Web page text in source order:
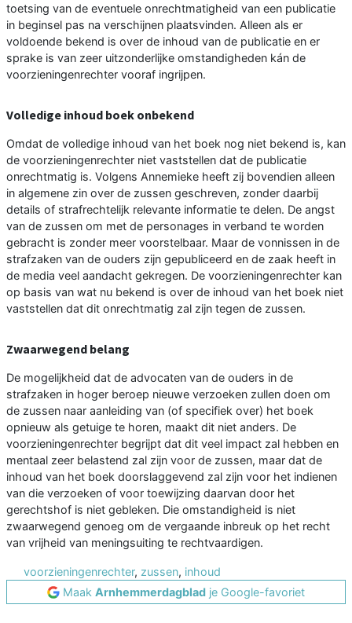
toetsing van de eventuele onrechtmatigheid van een publicatie
in beginsel pas na verschijnen plaatsvinden. Alleen als er
voldoende bekend is over de inhoud van de publicatie en er
sprake is van zeer uitzonderlijke omstandigheden kán de
voorzieningenrechter vooraf ingrijpen.
Volledige inhoud boek onbekend
Omdat de volledige inhoud van het boek nog niet bekend is, kan
de voorzieningenrechter niet vaststellen dat de publicatie
onrechtmatig is. Volgens Annemieke heeft zij bovendien alleen
in algemene zin over de zussen geschreven, zonder daarbij
details of strafrechtelijk relevante informatie te delen. De angst
van de zussen om met de personages in verband te worden
gebracht is zonder meer voorstelbaar. Maar de vonnissen in de
strafzaken van de ouders zijn gepubliceerd en de zaak heeft in
de media veel aandacht gekregen. De voorzieningenrechter kan
op basis van wat nu bekend is over de inhoud van het boek niet
vaststellen dat dit onrechtmatig zal zijn tegen de zussen.
Zwaarwegend belang
De mogelijkheid dat de advocaten van de ouders in de
strafzaken in hoger beroep nieuwe verzoeken zullen doen om
de zussen naar aanleiding van (of specifiek over) het boek
opnieuw als getuige te horen, maakt dit niet anders. De
voorzieningenrechter begrijpt dat dit veel impact zal hebben en
mentaal zeer belastend zal zijn voor de zussen, maar dat de
inhoud van het boek doorslaggevend zal zijn voor het indienen
van die verzoeken of voor toewijzing daarvan door het
gerechtshof is niet gebleken. Die omstandigheid is niet
zwaarwegend genoeg om de vergaande inbreuk op het recht
van vrijheid van meningsuiting te rechtvaardigen.
voorzieningenrechter, zussen, inhoud
Maak Arnhemmerdagblad je Google-favoriet